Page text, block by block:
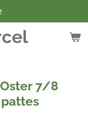
7/8